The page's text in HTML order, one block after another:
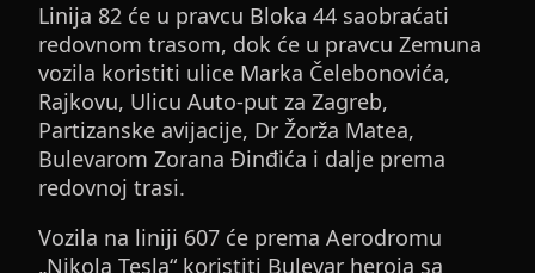
Linija 82 će u pravcu Bloka 44 saobraćati
redovnom trasom, dok će u pravcu Zemuna
vozila koristiti ulice Marka Čelebonovića,
Rajkovu, Ulicu Auto-put za Zagreb,
Partizanske avijacije, Dr Žorža Matea,
Bulevarom Zorana Đinđića i dalje prema
redovnoj trasi.
Vozila na liniji 607 će prema Aerodromu
„Nikola Tesla“ koristiti Bulevar heroja sa